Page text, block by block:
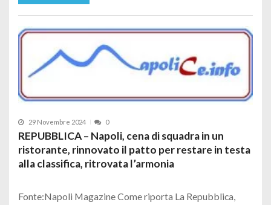
29 Novembre 2024 0
REPUBBLICA – Napoli, cena di squadra in un
ristorante, rinnovato il patto per restare in testa
alla classifica, ritrovata l’armonia
Fonte:Napoli Magazine Come riporta La Repubblica,